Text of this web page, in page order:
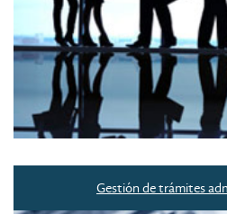
Gestión de trámites